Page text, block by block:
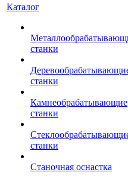
Каталог
станки
станки
Камнеобрабатывающие
станки
станки
Станочная оснастка